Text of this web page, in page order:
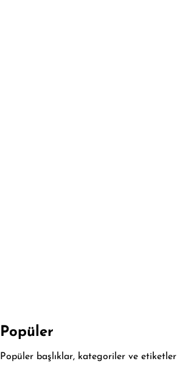
Popüler
Popüler başlıklar, kategoriler ve etiketler